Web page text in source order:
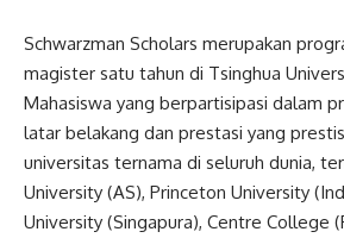
Schwarzman Scholars merupakan
magister satu tahun di Tsinghua
Mahasiswa yang berpartisipasi dalam
latar belakang dan prestasi yang
universitas ternama di seluruh dunia,
University (AS), Princeton University
University (Singapura), Centre College